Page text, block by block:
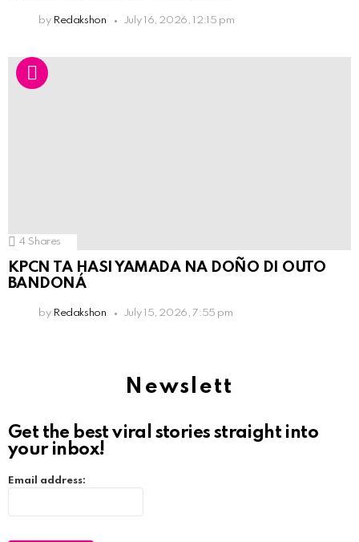
by Redakshon July 16, 2026, 12:15 pm
4 Shares
KPCN TA HASI YAMADA NA DOÑO DI OUTO
BANDONÁ
by Redakshon July 15, 2026, 7:55 pm
Newslett
Get the best viral stories straight into
your inbox!
Email address: